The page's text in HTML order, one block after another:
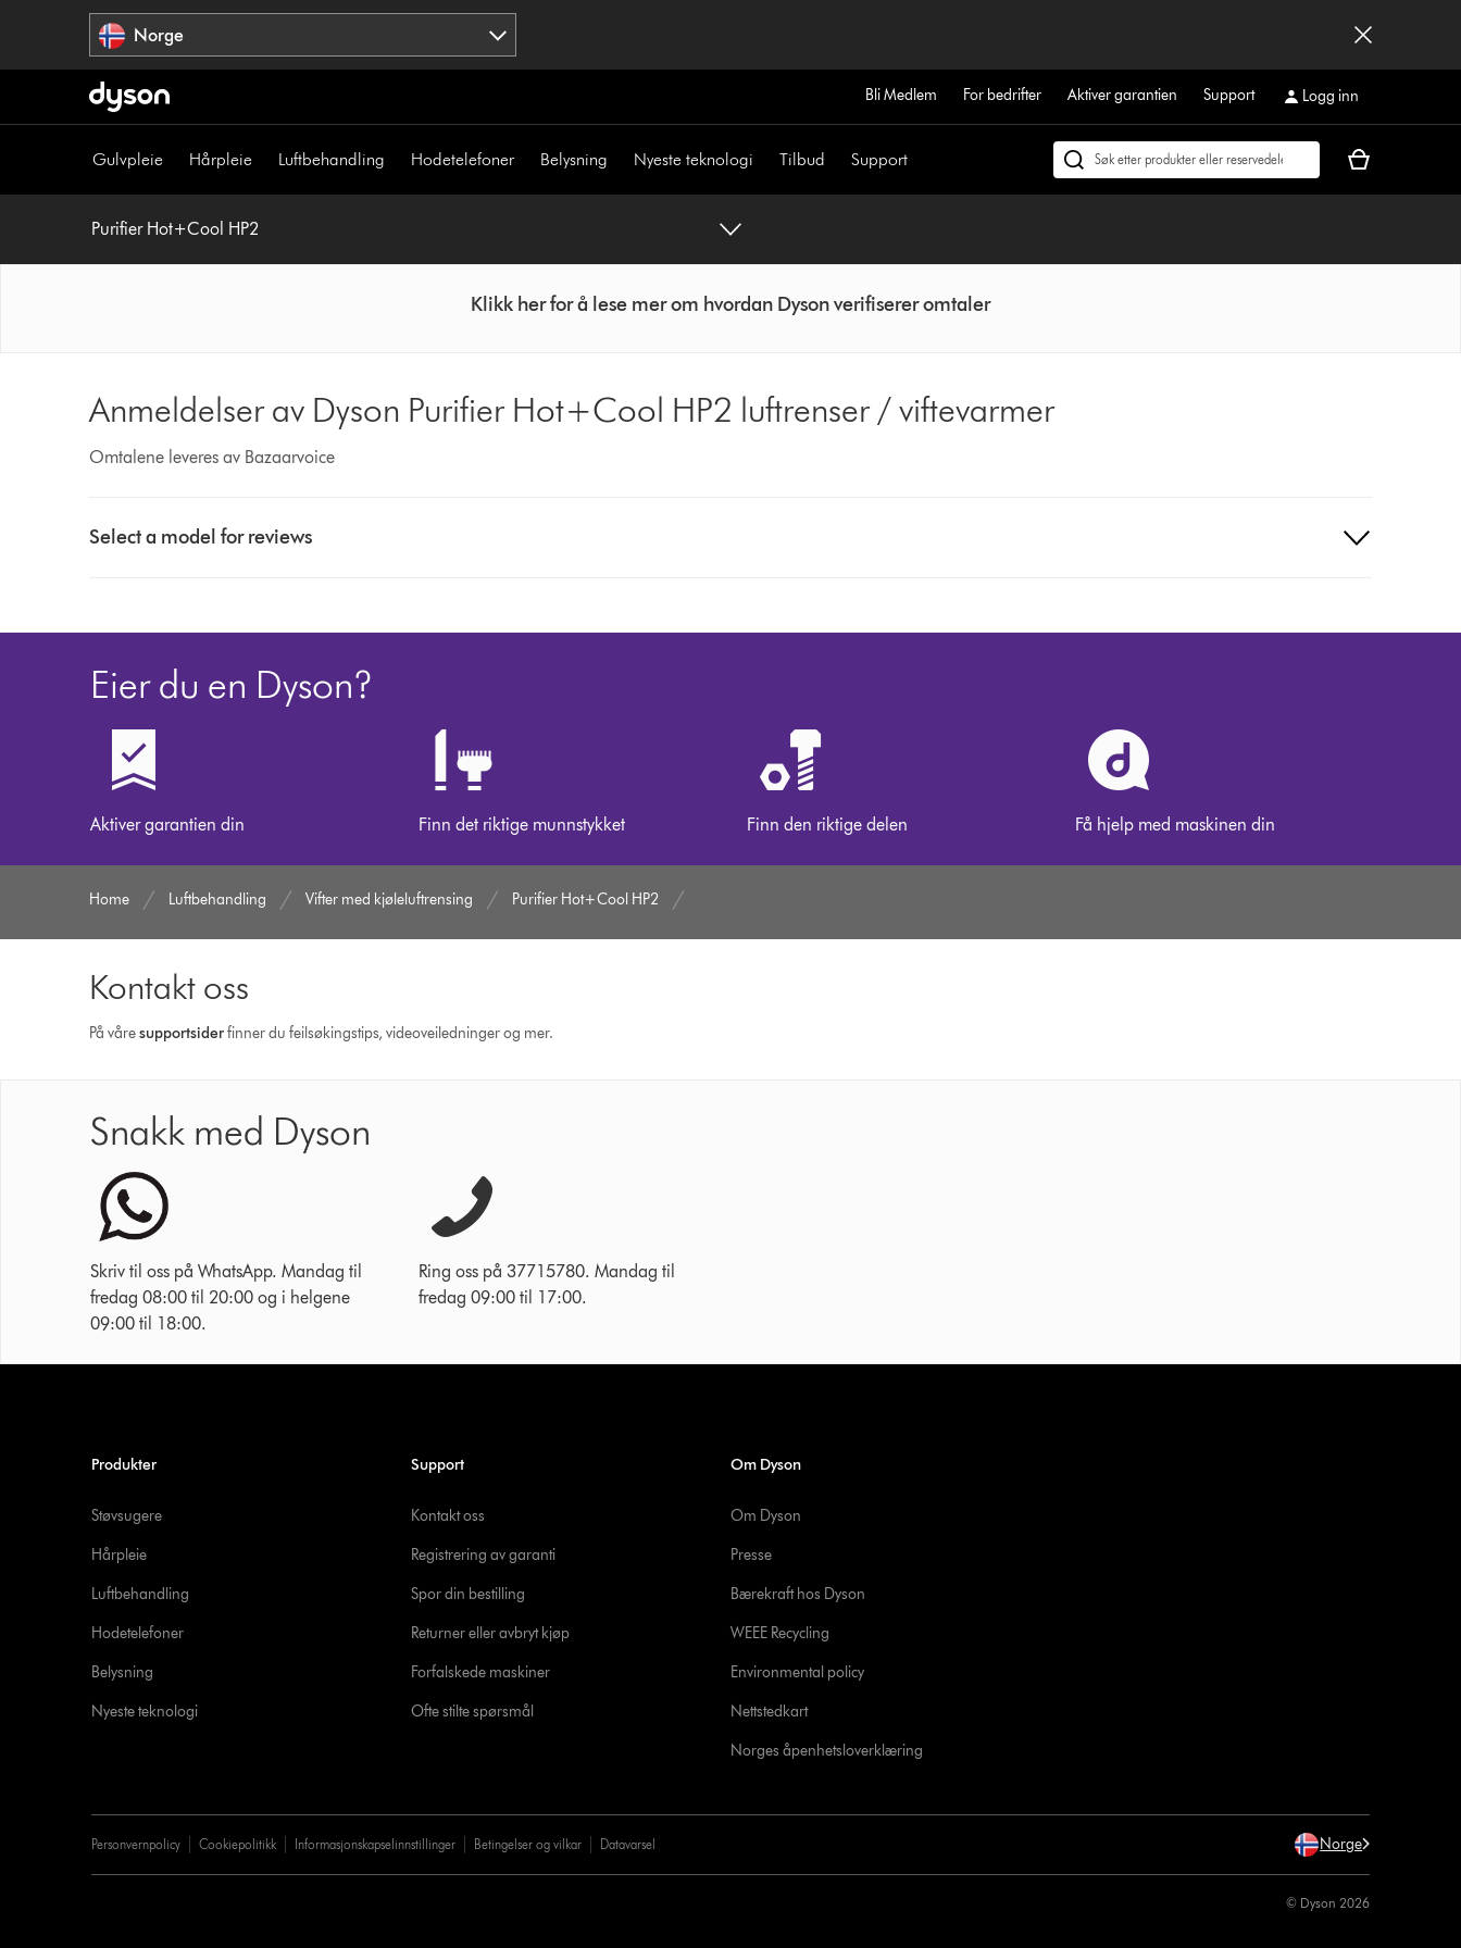
Norge
Bli Medlem For bedrifter Aktiver garantien Support Logg inn
Gulvpleie Hårpleie Luftbehandling Hodetelefoner Belysning Nyeste teknologi Tilbud Support
Søk
Handlekurven
Purifier Hot+Cool HP2
Klikk her for å lese mer om hvordan Dyson verifiserer omtaler
Anmeldelser av Dyson Purifier Hot+Cool HP2 luftrenser / viftevarmer
Omtalene leveres av Bazaarvoice
a
list
show
model
below
Select a model for reviews
Eier du en Dyson?
Aktiver garantien din Finn det riktige munnstykket Finn den riktige delen Få hjelp med maskinen din
Home Luftbehandling Vifter med kjøleluftrensing Purifier Hot+Cool HP2
Kontakt oss
På våresupportsiderfinner du feilsøkingstips, videoveiledninger og mer.
Snakk med Dyson
Skriv til oss på WhatsApp. Mandag til
fredag 08:00 til 20:00 og i helgene
09:00 til 18:00.
Ring oss på 37715780. Mandag til
fredag 09:00 til 17:00.
Produkter
Støvsugere
Hårpleie
Luftbehandling
Hodetelefoner
Belysning
Nyeste teknologi
Support
Kontakt oss
Registrering av garanti
Spor din bestilling
Returner eller avbryt kjøp
Forfalskede maskiner
Ofte stilte spørsmål
Om Dyson
Om Dyson
Presse
Bærekraft hos Dyson
WEEE Recycling
Environmental policy
Nettstedkart
Norges åpenhetsloverklæring
Personvernpolicy Cookiepolitikk Informasjonskapselinnstillinger Betingelser og vilkar Datavarsel Norge
© Dyson 2026